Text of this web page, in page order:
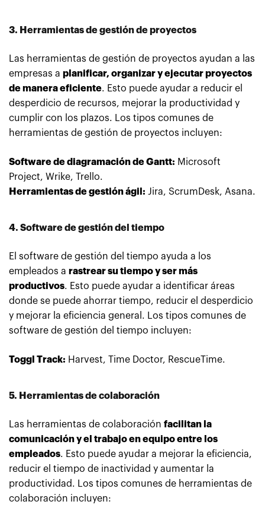
3. Herramientas de gestión de proyectos
Las herramientas de gestión de proyectos ayudan a las
empresas a planificar, organizar y ejecutar proyectos
de manera eficiente. Esto puede ayudar a reducir el
desperdicio de recursos, mejorar la productividad y
cumplir con los plazos. Los tipos comunes de
herramientas de gestión de proyectos incluyen:
Software de diagramación de Gantt: Microsoft
Project, Wrike, Trello.
Herramientas de gestión ágil: Jira, ScrumDesk, Asana.
4. Software de gestión del tiempo
El software de gestión del tiempo ayuda a los
empleados a rastrear su tiempo y ser más
productivos. Esto puede ayudar a identificar áreas
donde se puede ahorrar tiempo, reducir el desperdicio
y mejorar la eficiencia general. Los tipos comunes de
software de gestión del tiempo incluyen:
Toggl Track: Harvest, Time Doctor, RescueTime.
5. Herramientas de colaboración
Las herramientas de colaboración facilitan la
comunicación y el trabajo en equipo entre los
empleados. Esto puede ayudar a mejorar la eficiencia,
reducir el tiempo de inactividad y aumentar la
productividad. Los tipos comunes de herramientas de
colaboración incluyen: